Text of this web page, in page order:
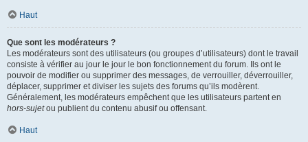
Haut
Que sont les modérateurs ?
Les modérateurs sont des utilisateurs (ou groupes d’utilisateurs) dont le travail
consiste à vérifier au jour le jour le bon fonctionnement du forum. Ils ont le
pouvoir de modifier ou supprimer des messages, de verrouiller, déverrouiller,
déplacer, supprimer et diviser les sujets des forums qu’ils modèrent.
Généralement, les modérateurs empêchent que les utilisateurs partent en
hors-sujetou publient du contenu abusif ou offensant.
Haut